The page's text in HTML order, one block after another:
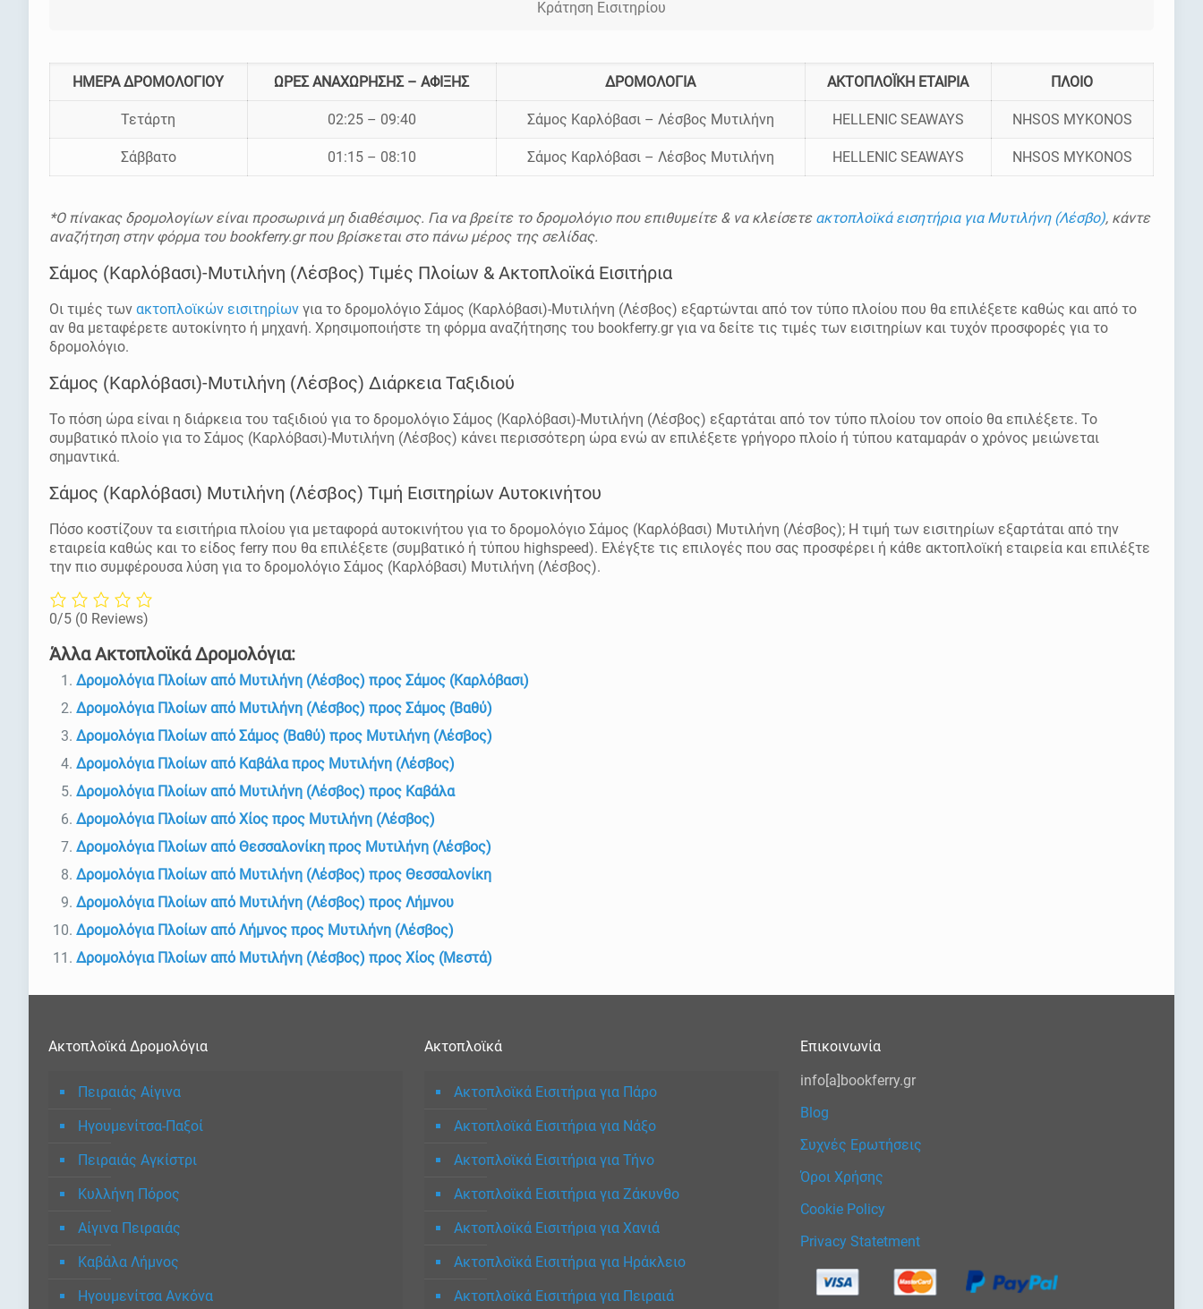
Κράτηση Εισιτηρίου
ΗΜΕΡΑ ΔΡΟΜΟΛΟΓΙΟΥ ΩΡΕΣ ΑΝΑΧΩΡΗΣΗΣ – ΑΦΙΞΗΣ ΔΡΟΜΟΛΟΓΙΑ ΑΚΤΟΠΛΟΪΚΗ ΕΤΑΙΡΙΑ ΠΛΟΙΟ
Τετάρτη 02:25 – 09:40 Σάμος Καρλόβασι – Λέσβος Μυτιλήνη HELLENIC SEAWAYS NHSOS MYKONOS
Σάββατο 01:15 – 08:10 Σάμος Καρλόβασι – Λέσβος Μυτιλήνη HELLENIC SEAWAYS NHSOS MYKONOS
*Ο πίνακας δρομολογίων είναι προσωρινά μη διαθέσιμος. Για να βρείτε το δρομολόγιο που επιθυμείτε & να κλείσετε ακτοπλοϊκά εισητήρια για Μυτιλήνη (Λέσβο), κάντε
αναζήτηση στην φόρμα του bookferry.gr που βρίσκεται στο πάνω μέρος της σελίδας.
Σάμος (Καρλόβασι)-Μυτιλήνη (Λέσβος) Τιμές Πλοίων & Ακτοπλοϊκά Εισιτήρια
Οι τιμές των ακτοπλοϊκών εισιτηρίωνγια το δρομολόγιο Σάμος (Καρλόβασι)-Μυτιλήνη (Λέσβος) εξαρτώνται από τον τύπο πλοίου που θα επιλέξετε καθώς και από το
αν θα μεταφέρετε αυτοκίνητο ή μηχανή. Χρησιμοποιήστε τη φόρμα αναζήτησης του bookferry.gr για να δείτε τις τιμές των εισιτηρίων και τυχόν προσφορές για το
δρομολόγιο.
Σάμος (Καρλόβασι)-Μυτιλήνη (Λέσβος) Διάρκεια Ταξιδιού
Το πόση ώρα είναι η διάρκεια του ταξιδιού για το δρομολόγιο Σάμος (Καρλόβασι)-Μυτιλήνη (Λέσβος) εξαρτάται από τον τύπο πλοίου τον οποίο θα επιλέξετε. Το
συμβατικό πλοίο για το Σάμος (Καρλόβασι)-Μυτιλήνη (Λέσβος) κάνει περισσότερη ώρα ενώ αν επιλέξετε γρήγορο πλοίο ή τύπου καταμαράν ο χρόνος μειώνεται
σημαντικά.
Σάμος (Καρλόβασι) Μυτιλήνη (Λέσβος) Τιμή Εισιτηρίων Αυτοκινήτου
Πόσο κοστίζουν τα εισιτήρια πλοίου για μεταφορά αυτοκινήτου για το δρομολόγιο Σάμος (Καρλόβασι) Μυτιλήνη (Λέσβος); Η τιμή των εισιτηρίων εξαρτάται από την
εταιρεία καθώς και το είδος ferry που θα επιλέξετε (συμβατικό ή τύπου highspeed). Ελέγξτε τις επιλογές που σας προσφέρει ή κάθε ακτοπλοϊκή εταιρεία και επιλέξτε
την πιο συμφέρουσα λύση για το δρομολόγιο Σάμος (Καρλόβασι) Μυτιλήνη (Λέσβος).
0/5 (0 Reviews)
Άλλα Ακτοπλοϊκά Δρομολόγια:
Δρομολόγια Πλοίων από Μυτιλήνη (Λέσβος) προς Σάμος (Καρλόβασι)
Δρομολόγια Πλοίων από Μυτιλήνη (Λέσβος) προς Σάμος (Βαθύ)
Δρομολόγια Πλοίων από Σάμος (Βαθύ) προς Μυτιλήνη (Λέσβος)
Δρομολόγια Πλοίων από Καβάλα προς Μυτιλήνη (Λέσβος)
Δρομολόγια Πλοίων από Μυτιλήνη (Λέσβος) προς Καβάλα
Δρομολόγια Πλοίων από Χίος προς Μυτιλήνη (Λέσβος)
Δρομολόγια Πλοίων από Θεσσαλονίκη προς Μυτιλήνη (Λέσβος)
Δρομολόγια Πλοίων από Μυτιλήνη (Λέσβος) προς Θεσσαλονίκη
Δρομολόγια Πλοίων από Μυτιλήνη (Λέσβος) προς Λήμνου
Δρομολόγια Πλοίων από Λήμνος προς Μυτιλήνη (Λέσβος)
Δρομολόγια Πλοίων από Μυτιλήνη (Λέσβος) προς Χίος (Μεστά)
Ακτοπλοϊκά Δρομολόγια
Πειραιάς Αίγινα
Ηγουμενίτσα-Παξοί
Πειραιάς Αγκίστρι
Κυλλήνη Πόρος
Αίγινα Πειραιάς
Καβάλα Λήμνος
Ηγουμενίτσα Ανκόνα
Ακτοπλοϊκά
Ακτοπλοϊκά Εισιτήρια για Πάρο
Ακτοπλοϊκά Εισιτήρια για Νάξο
Ακτοπλοϊκά Εισιτήρια για Τήνο
Ακτοπλοϊκά Εισιτήρια για Ζάκυνθο
Ακτοπλοϊκά Εισιτήρια για Χανιά
Ακτοπλοϊκά Εισιτήρια για Ηράκλειο
Ακτοπλοϊκά Εισιτήρια για Πειραιά
Επικοινωνία
info[a]bookferry.gr
Blog
Συχνές Ερωτήσεις
Όροι Χρήσης
Cookie Policy
Privacy Statetment